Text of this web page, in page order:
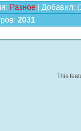
: Разное Добавил:
: 2031
This